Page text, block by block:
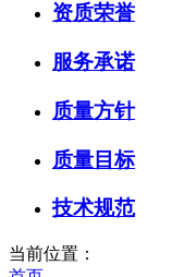
资质荣誉
服务承诺
质量方针
质量目标
技术规范
当前位置：